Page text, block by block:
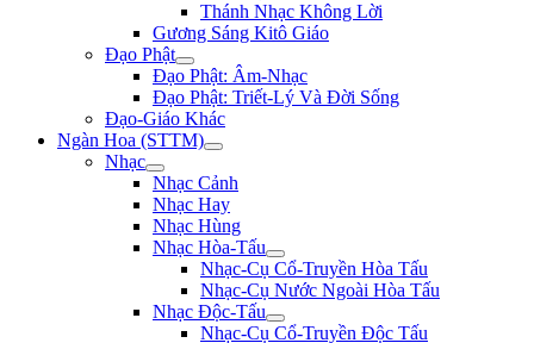
Thánh Nhạc Không Lời
Gương Sáng Kitô Giáo
Đạo Phật
Đạo Phật: Âm-Nhạc
Đạo Phật: Triết-Lý Và Đời Sống
Đạo-Giáo Khác
Ngàn Hoa (STTM)
Nhạc
Nhạc Cảnh
Nhạc Hay
Nhạc Hùng
Nhạc Hòa-Tấu
Nhạc-Cụ Cổ-Truyền Hòa Tấu
Nhạc-Cụ Nước Ngoài Hòa Tấu
Nhạc Độc-Tấu
Nhạc-Cụ Cổ-Truyền Độc Tấu